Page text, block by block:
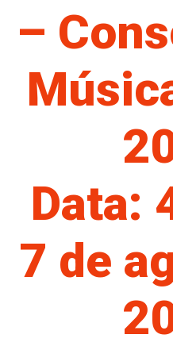
–
Data:
7 de